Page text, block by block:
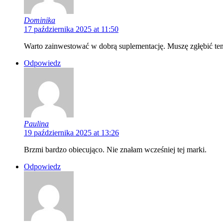
Dominika
17 października 2025 at 11:50
Warto zainwestować w dobrą suplementację. Muszę zgłębić
Odpowiedz
Paulina
19 października 2025 at 13:26
Brzmi bardzo obiecująco. Nie znałam wcześniej tej marki.
Odpowiedz